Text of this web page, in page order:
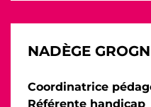
NADÈGE
Coordinatrice
Référente handicap